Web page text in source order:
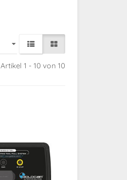
Artikel 1 - 10 von 10